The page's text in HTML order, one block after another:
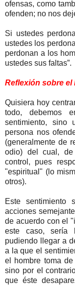
ofensas, como
ofenden; no nos
Si ustedes
ustedes los
perdonan a los
ustedes sus faltas”.
Reflexión sobre el
Quisiera hoy
todo, debemos
sentimiento, sino
persona nos
(generalmente de
odio) del cual, de
control, pues
"espiritual" (lo
otros).
Este sentimiento
acciones
de acuerdo con el
este caso, sería
pudiendo llegar a
a la que el
el hombre toma
sino por el
que éste